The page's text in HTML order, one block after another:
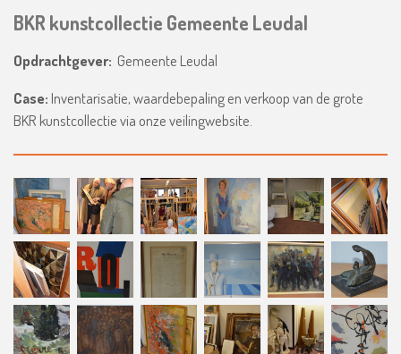
BKR kunstcollectie Gemeente Leudal
Opdrachtgever: Gemeente Leudal
Case: Inventarisatie, waardebepaling en verkoop van de grote
BKR kunstcollectie via onze veilingwebsite.